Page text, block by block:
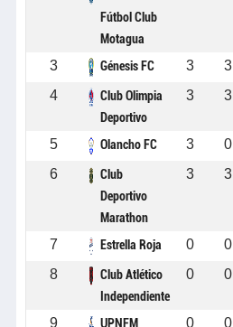
Fútbol Club
Motagua
3 Génesis FC 3 3
4
Club Olimpia
Deportivo
3 3
5 Olancho FC 3 0
6
Club
Deportivo
Marathon
3 3
7 Estrella Roja 0 0
8
Club Atlético
Independiente
0 0
9 UPNFM 0 0